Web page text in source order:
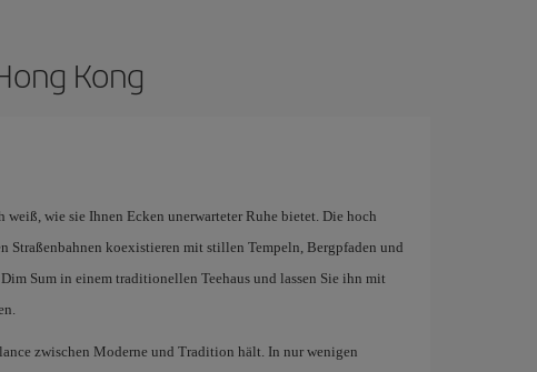
Kong
wie sie Ihnen Ecken unerwarteter Ruhe bietet. Die hoch
Straßenbahnen koexistieren mit stillen Tempeln, Bergpfaden und
Sum in einem traditionellen Teehaus und lassen Sie ihn mit
zwischen Moderne und Tradition hält. In nur wenigen